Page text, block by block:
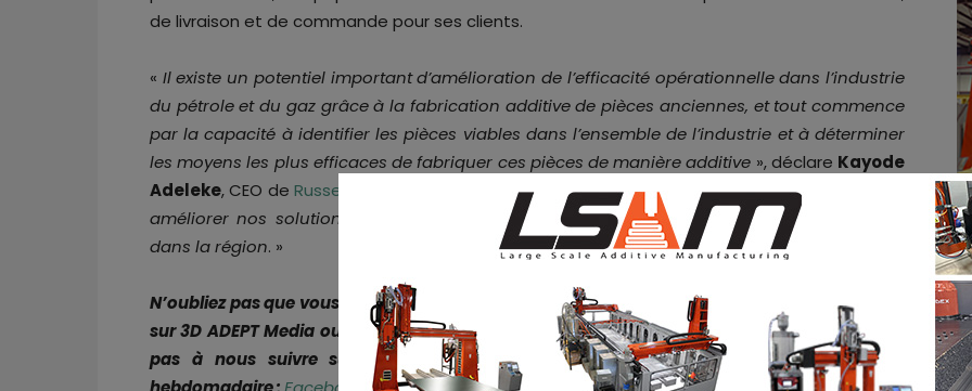
de livraison et de commande pour ses clients.
« Il existe un potentiel important d’amélioration de l’efficacité opérationnelle dans l’industrie
du pétrole et du gaz grâce à la fabrication additive de pièces anciennes, et tout commence
par la capacité à identifier les pièces viables dans l’ensemble de l’industrie et à déterminer
les moyens les plus efficaces de fabriquer ces pièces de manière additive », déclare Kayode
Adeleke, CEO de RusselSmith Nous sommes heureux de nous associer à3YOURMIND
améliorer nos solutions, et nous sommes impatients d’avoir ensemble un impact positif
dans la région. »
N’oubliez pas que vous pouvezposter gratuitementles offres d’emploi de l’industrie de la FA
sur 3D ADEPT Media ou
rechercher un emploi
via notre tableau d’offres d’emploi. N’hésitez
pas à nous suivre sur nos réseaux sociaux et à vous inscrire à notre newsletter